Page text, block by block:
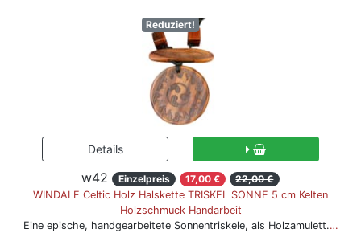
Reduziert!
w42 Einzelpreis 17,00 €
22,00 €
WINDALF Celtic Holz Halskette TRISKEL SONNE 5 cm Kelten
Holzschmuck Handarbeit
Eine epische, handgearbeitete Sonnentriskele, als Holzamulett.…